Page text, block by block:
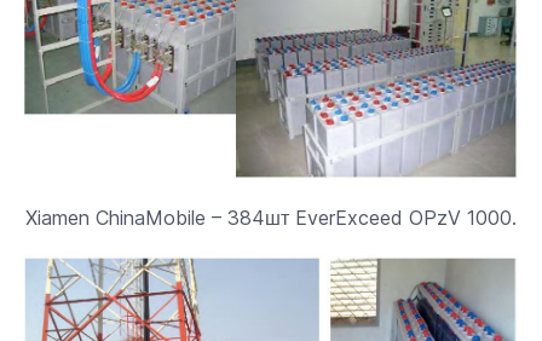
Xiamen ChinaMobile – 384шт EverExceed OPzV 1000.